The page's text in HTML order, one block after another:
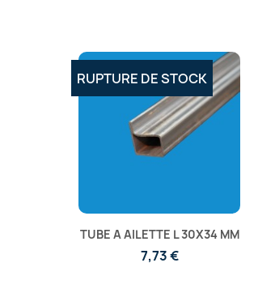
TUBE A AILETTE L 30X34 MM
7,73 €
RUPTURE DE STOCK